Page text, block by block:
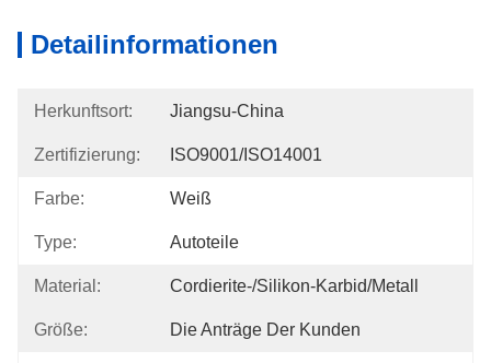
Detailinformationen
Herkunftsort: Jiangsu-China
Zertifizierung: ISO9001/ISO14001
Farbe: Weiß
Type: Autoteile
Material: Cordierite-/Silikon-Karbid/Metall
Größe: Die Anträge Der Kunden